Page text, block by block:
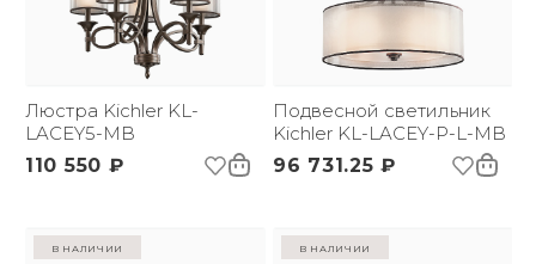
Люстра Kichler KL-
LACEY5-MB
110 550 ₽
Подвесной светильник
Kichler KL-LACEY-P-L-MB
96 731.25 ₽
в наличии в наличии